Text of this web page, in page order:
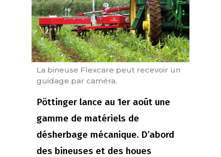
La bineuse Flexcare peut recevoir un
guidage par caméra.
Pöttinger lance au 1er août une
gamme de matériels de
désherbage mécanique. D’abord
des bineuses et des houes